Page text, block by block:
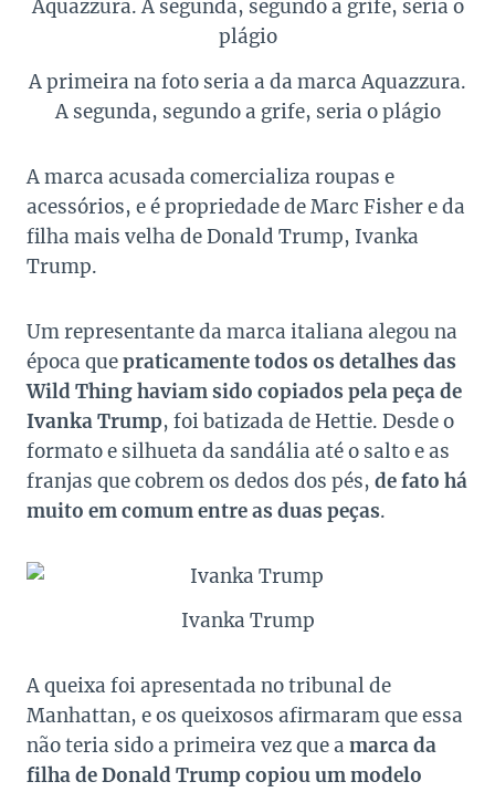
A primeira na foto seria a da marca Aquazzura.
A segunda, segundo a grife, seria o plágio
A marca acusada comercializa roupas e
acessórios, e é propriedade de Marc Fisher e da
filha mais velha de Donald Trump, Ivanka
Trump.
Um representante da marca italiana alegou na
época quepraticamente todos os detalhes das
Wild Thing haviam sido copiados pela peça de
Ivanka Trump, foi batizada de Hettie. Desde o
formato e silhueta da sandália até o salto e as
franjas que cobrem os dedos dos pés, de fato há
muito em comum entre as duas peças.
Ivanka Trump
A queixa foi apresentada no tribunal de
Manhattan, e os queixosos afirmaram que essa
não teria sido a primeira vez que a marca da
filha de Donald Trump copiou um modelo